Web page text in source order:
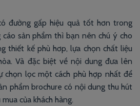
đường gấp hiệu quả tốt hơn trong
cáo sản phẩm thì bạn nên chú ý cho
thiết kế phù hơp, lựa chọn chất liệu
Và đặc biệt về nội dung đưa lên
chọn lọc một cách phù hợp nhất để
phẩm brochure có nội dung thu hút
của khách hàng.